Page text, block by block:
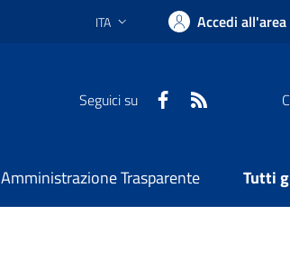
Lingua attiva:
ITA Accedi
Seguici su Facebook
Amministrazione Trasparente Tutti